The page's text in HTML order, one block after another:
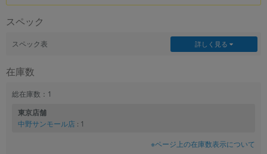
スペック
スペック表 詳しく見る
在庫数
総在庫数：1
東京店舗
中野サンモール店 : 1
※ページ上の在庫数表示について
モニタサイズ
価格